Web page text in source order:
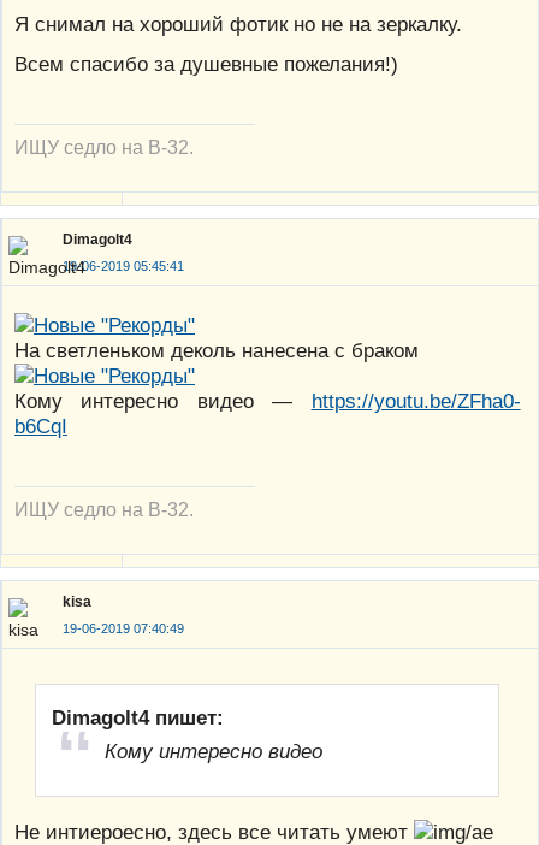
Я снимал на хороший фотик но не на зеркалку.
Всем спасибо за душевные пожелания!)
ИЩУ седло на В-32.
Dimagolt4
19-06-2019 05:45:41
На светленьком деколь нанесена с браком
Кому интересно видео — https://youtu.be/ZFha0-
b6CqI
ИЩУ седло на В-32.
kisa
19-06-2019 07:40:49
Dimagolt4 пишет:
Кому интересно видео
Не интиероесно, здесь все читать умеют